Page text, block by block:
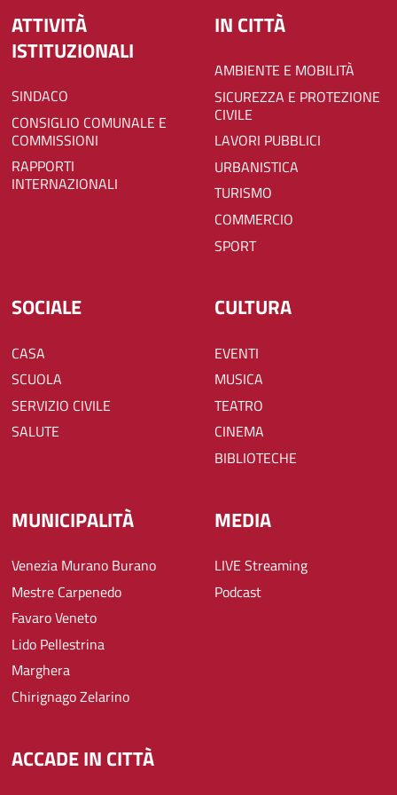
ATTIVITÀ
ISTITUZIONALI
SINDACO
CONSIGLIO COMUNALE E
COMMISSIONI
RAPPORTI
INTERNAZIONALI
IN CITTÀ
AMBIENTE E MOBILITÀ
SICUREZZA E PROTEZIONE
CIVILE
LAVORI PUBBLICI
URBANISTICA
TURISMO
COMMERCIO
SPORT
SOCIALE
CASA
SCUOLA
SERVIZIO CIVILE
SALUTE
CULTURA
EVENTI
MUSICA
TEATRO
CINEMA
BIBLIOTECHE
MUNICIPALITÀ
Venezia Murano Burano
Mestre Carpenedo
Favaro Veneto
Lido Pellestrina
Marghera
Chirignago Zelarino
MEDIA
LIVE Streaming
Podcast
ACCADE IN CITTÀ